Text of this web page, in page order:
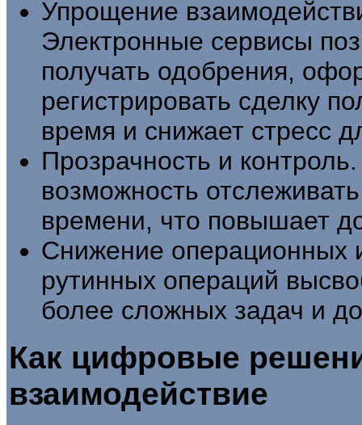
Упрощение
Электронные сервисы
получать одобрения,
регистрировать сделку
время и снижает стресс
Прозрачность и
возможность
времени, что повышает
Снижение операционных
рутинных операций
более сложных задач и
Как цифровые
взаимодействие